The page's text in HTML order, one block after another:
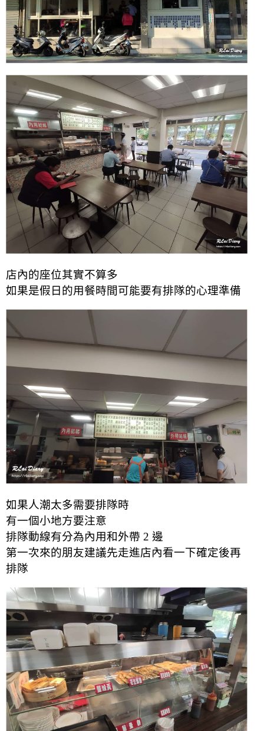
店內的座位其實不算多
如果是假日的用餐時間可能要有排隊的心理準備
如果人潮太多需要排隊時
有一個小地方要注意
排隊動線有分為內用和外帶 2 邊
第一次來的朋友建議先走進店內看一下確定後再
排隊